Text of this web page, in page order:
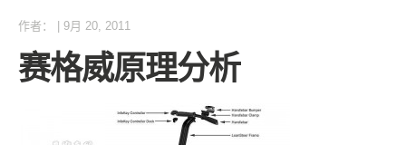
作者： 9月 20, 2011
赛格威原理分析